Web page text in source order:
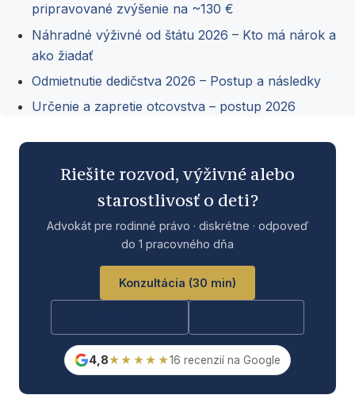
pripravované zvýšenie na ~130 €
Náhradné výživné od štátu 2026 – Kto má nárok a
ako žiadať
Odmietnutie dedičstva 2026 – Postup a následky
Určenie a zapretie otcovstva – postup 2026
Riešite rozvod, výživné alebo
starostlivosť o deti?
Advokát pre rodinné právo · diskrétne · odpoveď
do 1 pracovného dňa
Konzultácia (30 min)
4,8★★★★★16 recenzií na Google